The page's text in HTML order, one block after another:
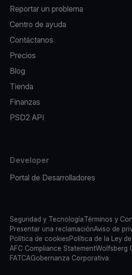
Reportar un problema
Centro de ayuda
Contáctanos
Precios
Blog
Tienda
Finanzas
PSD2 API
Developer
Portal de Desarrolladores
Seguridad y TecnologíaTérminos y
Presentar una reclamaciónAviso de
Política de cookiesPolítica de la Ley
AFC Compliance StatementWolfsberg
FATCAGobernanza Corporativa